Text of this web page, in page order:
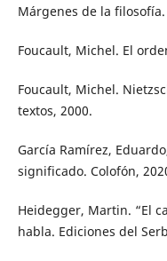
Márgenes de la
Foucault, Michel. El
Foucault, Michel.
textos, 2000.
García Ramírez,
significado. Colofón,
Heidegger, Martin. “El
habla. Ediciones del